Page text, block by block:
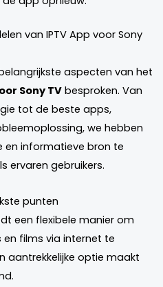
van IPTV App voor Sony
aspecten van het
Sony TVbesproken. Van
tot de beste apps,
we hebben
en informatieve bron te
ervaren gebruikers.
punten
een flexibele manier om
en films via internet te
aantrekkelijke optie maakt